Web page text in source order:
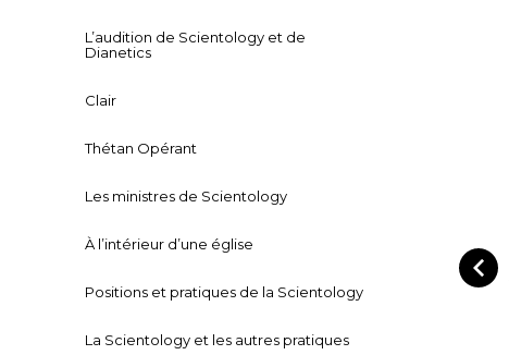
L’audition de Scientology et de
Dianetics
Clair
Thétan Opérant
Les ministres de Scientology
À l’intérieur d’une église
Positions et pratiques de la Scientology
La Scientology et les autres pratiques